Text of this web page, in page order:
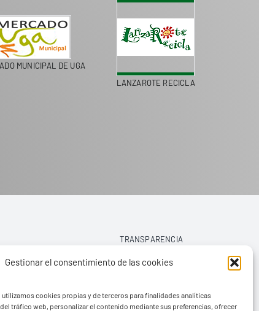
Gestionar el consentimiento de las cookies
utilizamos cookies propias y de terceros para finalidades analíticas
tráfico web, personalizar el contenido mediante sus preferencias, ofrecer
MUNICIPAL DE UGA
LANZAROTE RECICLA
TRANSPARENCIA
AVISO LEGAL
POLÍTICA DE PRIVACIDAD